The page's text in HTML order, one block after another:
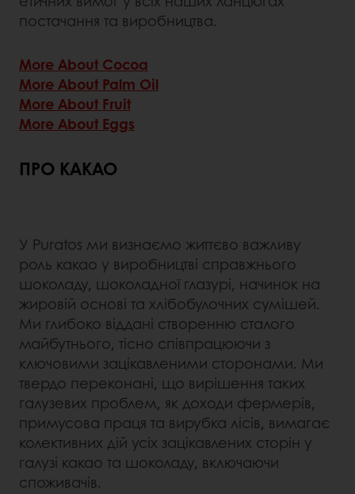
постачання та виробництва.
More About Cocoa
More About Palm Oil
More About Fruit
More About Eggs
ПРО КАКАО
У Puratos ми визнаємо життєво важливу
роль какао у виробництві справжнього
шоколаду, шоколадної глазурі, начинок на
жировій основі та хлібобулочних сумішей.
Ми глибоко віддані створенню сталого
майбутнього, тісно співпрацюючи з
ключовими зацікавленими сторонами. Ми
твердо переконані, що вирішення таких
галузевих проблем, як доходи фермерів,
примусова праця та вирубка лісів, вимагає
колективних дій усіх зацікавлених сторін у
галузі какао та шоколаду, включаючи
споживачів.